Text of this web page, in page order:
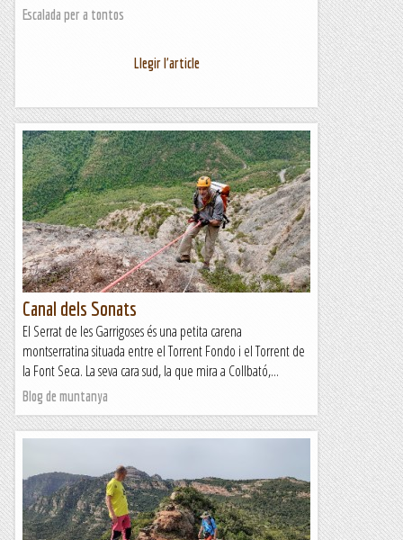
Escalada per a tontos
Llegir l'article
Canal dels Sonats
El Serrat de les Garrigoses és una petita carena
montserratina situada entre el Torrent Fondo i el Torrent de
la Font Seca. La seva cara sud, la que mira a Collbató,...
Blog de muntanya